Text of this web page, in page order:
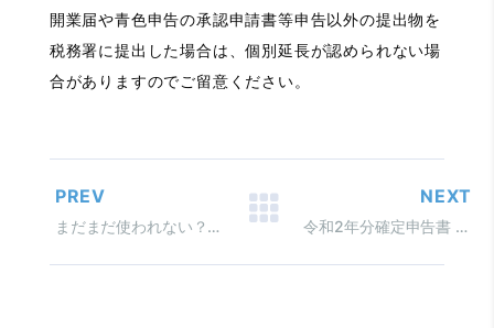
開業届や青色申告の承認申請書等申告以外の提出物を
税務署に提出した場合は、個別延長が認められない場
合がありますのでご留意ください。
PREV
まだまだ使われない？ サラリーマンの特定支出控除
NEXT
令和2年分確定申告書 雑所得の分割